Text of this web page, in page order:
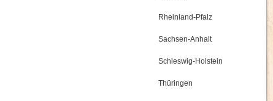
Rheinland-Pfalz
Sachsen-Anhalt
Schleswig-Holstein
Thüringen